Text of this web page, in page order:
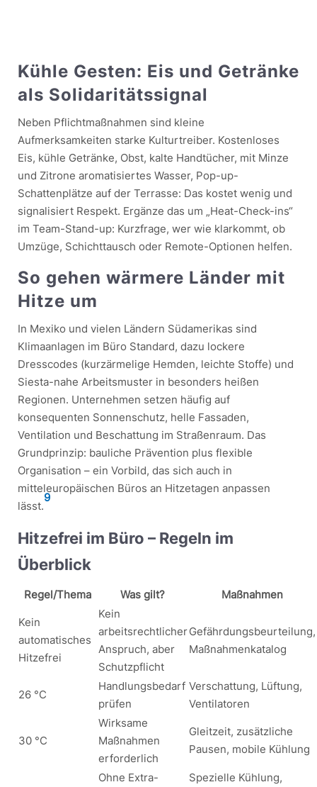
Kühle Gesten: Eis und Getränke
als Solidaritätssignal
Neben Pflichtmaßnahmen sind kleine
Aufmerksamkeiten starke Kulturtreiber. Kostenloses
Eis, kühle Getränke, Obst, kalte Handtücher, mit Minze
und Zitrone aromatisiertes Wasser, Pop-up-
Schattenplätze auf der Terrasse: Das kostet wenig und
signalisiert Respekt. Ergänze das um „Heat-Check-ins“
im Team-Stand-up: Kurzfrage, wer wie klarkommt, ob
Umzüge, Schichttausch oder Remote-Optionen helfen.
So gehen wärmere Länder mit
Hitze um
In Mexiko und vielen Ländern Südamerikas sind
Klimaanlagen im Büro Standard, dazu lockere
Dresscodes (kurzärmelige Hemden, leichte Stoffe) und
Siesta-nahe Arbeitsmuster in besonders heißen
Regionen. Unternehmen setzen häufig auf
konsequenten Sonnenschutz, helle Fassaden,
Ventilation und Beschattung im Straßenraum. Das
Grundprinzip: bauliche Prävention plus flexible
Organisation – ein Vorbild, das sich auch in
mitteleuropäischen Büros an Hitzetagen anpassen
lässt.
9
Hitzefrei im Büro – Regeln im
Überblick
Regel/Thema Was gilt? Maßnahmen
Kein
automatisches
Hitzefrei
Kein
arbeitsrechtlicher
Anspruch, aber
Schutzpflicht
Gefährdungsbeurteilung,
Maßnahmenkatalog
26 °C
Handlungsbedarf
prüfen
Verschattung, Lüftung,
Ventilatoren
30 °C
Wirksame
Maßnahmen
erforderlich
Gleitzeit, zusätzliche
Pausen, mobile Kühlung
Ohne Extra-
Spezielle Kühlung,